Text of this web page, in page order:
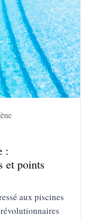
:
et points
aux piscines